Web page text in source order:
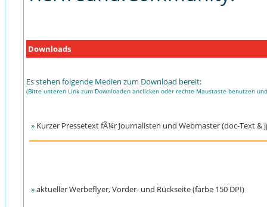
Downloads
Es stehen folgende Medien zum Download bereit:
(Bitte unteren Link zum Downloaden anclicken oder rechte Maustaste benutzen
» Kurzer Pressetext fÃ¼r Journalisten und Webmaster (doc-Text &
»aktueller Werbeflyer, Vorder- und Rückseite (farbe 150 DPI)